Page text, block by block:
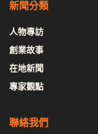
新聞分類
人物專訪
創業故事
在地新聞
專家觀點
聯絡我們